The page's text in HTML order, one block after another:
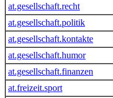
at.gesellschaft.recht
at.gesellschaft.politik
at.gesellschaft.kontakte
at.gesellschaft.humor
at.gesellschaft.finanzen
at.freizeit.sport